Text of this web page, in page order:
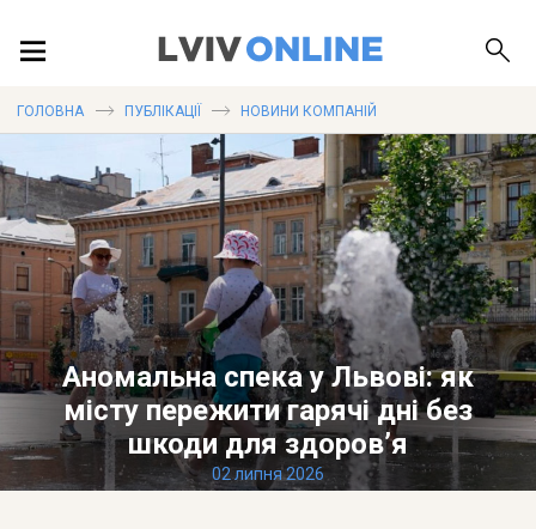
ЛОКАЦІЇ
ПУБЛІКАЦІЇ
ДОВІДКА
ГОЛОВНА ПУБЛІКАЦІЇ НОВИНИ КОМПАНІЙ
Аномальна спека у Львові: як
місту пережити гарячі дні без
шкоди для здоров’я
02 липня 2026